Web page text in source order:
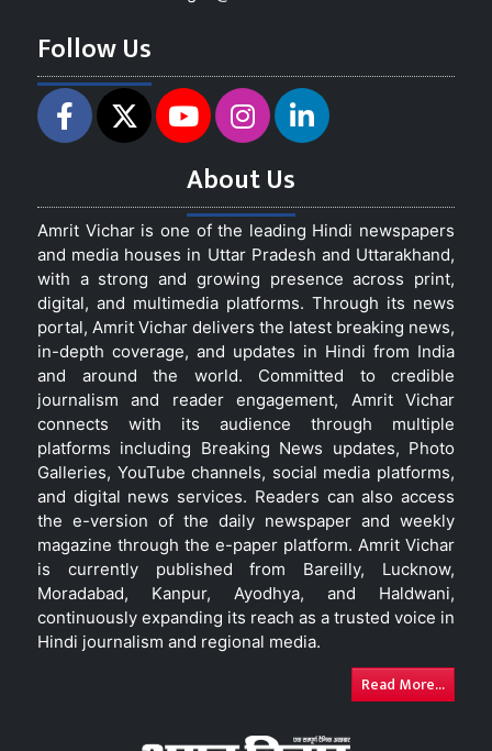
Follow Us
About Us
Amrit Vichar is one of the leading Hindi newspapers
and media houses in Uttar Pradesh and Uttarakhand,
with a strong and growing presence across print,
digital, and multimedia platforms. Through its news
portal, Amrit Vichar delivers the latest breaking news,
in-depth coverage, and updates in Hindi from India
and around the world. Committed to credible
journalism and reader engagement, Amrit Vichar
connects with its audience through multiple
platforms including Breaking News updates, Photo
Galleries, YouTube channels, social media platforms,
and digital news services. Readers can also access
the e-version of the daily newspaper and weekly
magazine through the e-paper platform. Amrit Vichar
is currently published from Bareilly, Lucknow,
Moradabad, Kanpur, Ayodhya, and Haldwani,
continuously expanding its reach as a trusted voice in
Hindi journalism and regional media.
Read More...